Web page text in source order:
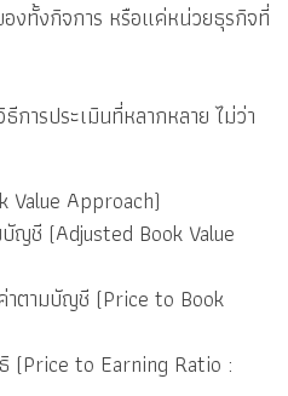
องทั้งกิจการ หรือแค่หน่วยธุรกิจที่
การประเมินที่หลากหลาย ไม่ว่า
Value Approach)
ญชี (Adjusted Book Value
าตามบัญชี (Price to Book
(Price to Earning Ratio :